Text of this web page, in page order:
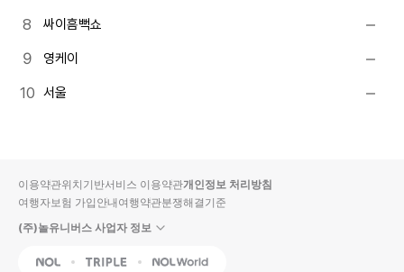
싸이흠뻑쇼
영케이
서울
이용약관위치기반서비스 이용약관개인정보 처리방침
여행자보험 가입안내여행약관분쟁해결기준
(주)놀유니버스 사업자 정보
NOL Triple Interpark Global